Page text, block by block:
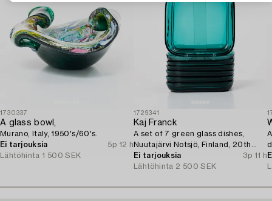
1730337
A glass bowl,
Murano, Italy, 1950's/60's.
Ei tarjouksia
5p 12 h
Lähtöhinta 1 500 SEK
1729341
Kaj Franck
A set of 7 green glass dishes,
Nuutajärvi Notsjö, Finland, 20th
century.
Ei tarjouksia
3p 11 h
Lähtöhinta 2 500 SEK